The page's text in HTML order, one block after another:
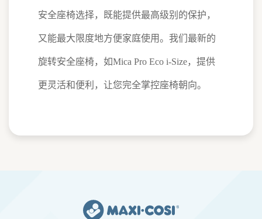
安全座椅选择，既能提供最高级别的保护，
又能最大限度地方便家庭使用。我们最新的
旋转安全座椅，如Mica Pro Eco i-Size，提供
更灵活和便利，让您完全掌控座椅朝向。